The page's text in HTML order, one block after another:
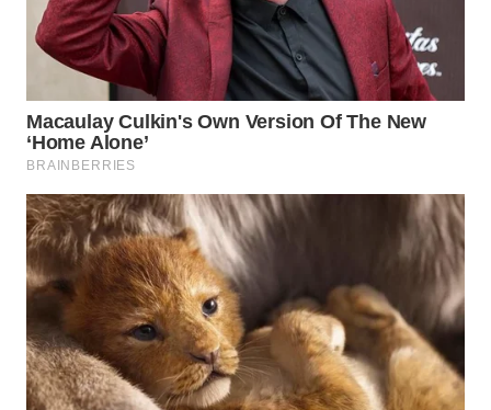
WN
BINTAN
WN
MANDALIKA
WN
LIKUPANG
WN
LABUANBAJO
WN
BORNEO